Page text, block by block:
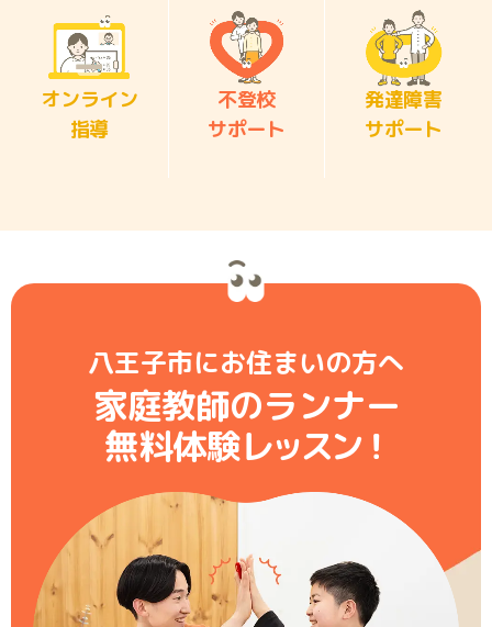
オンライン
指導
不登校
サポート
発達障害
サポート
八王子市にお住まいの方へ
家庭教師のランナー
無料体験レッスン！